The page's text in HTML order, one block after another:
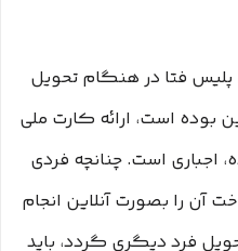
پلیس فتا در هنگام تحویل
بوده است، ارائه کارت ملی
اجباری است. چنانچه فردی
آن را بصورت آنلاین انجام
فرد دیگری گردد، باید